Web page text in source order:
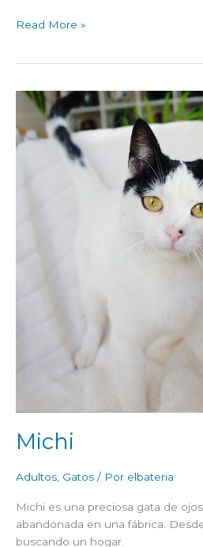
Read More »
Michi
Adultos, Gatos / Por elbateria
Michi es una preciosa gata de
abandonada en una fábrica.
buscando un hogar.
Michi